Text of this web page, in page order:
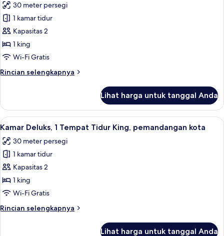
foto
untuk
Kamar
Deluks,
1
Tidur
30 meter persegi
1 kamar tidur
Kapasitas 2
1 king
Wi-Fi Gratis
Rincian selengkapnya
Rincian
Kamar
Deluks,
1
Tidur
King
Lihat harga untuk tanggal Anda
Lihat
semua
foto
untuk
Kamar
Deluks,
1
Tidur
Minibar, brankas, meja kerja, dan
6
Kamar Deluks, 1 Tempat Tidur King, pemandangan kota
30 meter persegi
1 kamar tidur
Kapasitas 2
1 king
Wi-Fi Gratis
Rincian selengkapnya
Rincian
Lihat harga untuk tanggal Anda